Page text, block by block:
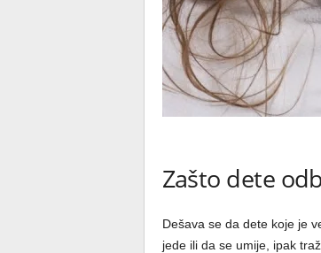
Zašto dete
Dešava se da dete koje je
jede ili da se umije, ipak